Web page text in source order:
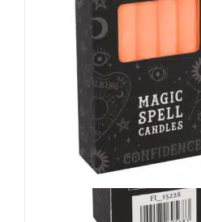
Spirit of